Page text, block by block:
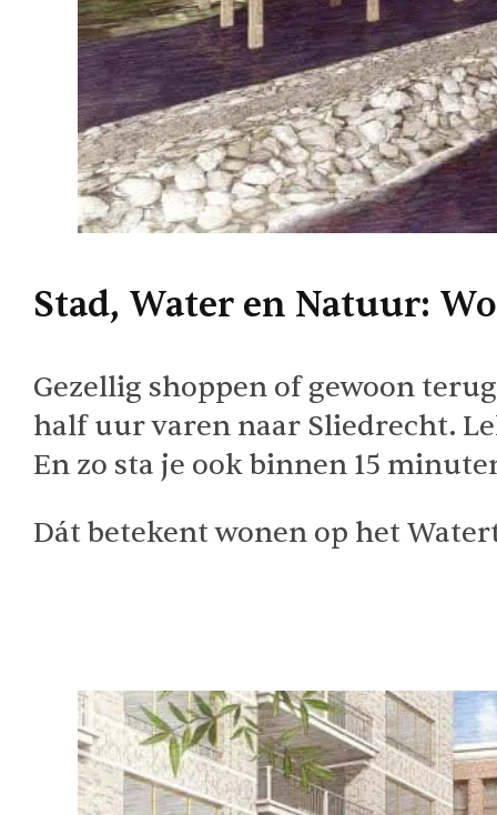
Stad, Water en Natuur:
Gezellig shoppen of gewoon
half uur varen naar Sliedrecht.
En zo sta je ook binnen 15
Dát betekent wonen op het